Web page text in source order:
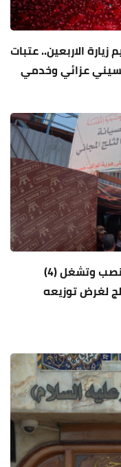
الاربعين.. عتبات
خلال زيارة الأربعين العتبة الحسينية تنصب وتشغل (4)
لغرض توزيعه